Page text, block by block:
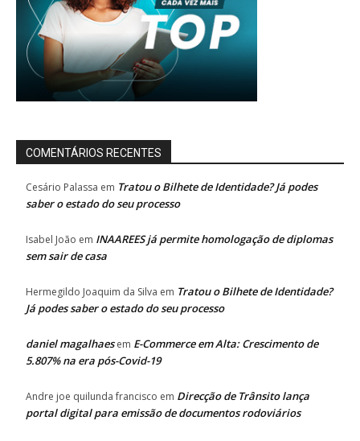
COMENTÁRIOS RECENTES
Cesário Palassa em Tratou o Bilhete de Identidade? Já podes
saber o estado do seu processo
Isabel João em INAAREES já permite homologação de diplomas
sem sair de casa
Hermegildo Joaquim da Silva em Tratou o Bilhete de Identidade?
Já podes saber o estado do seu processo
daniel magalhaesem E-Commerce em Alta: Crescimento de
5.807% na era pós-Covid-19
Andre joe quilunda francisco em Direcção de Trânsito lança
portal digital para emissão de documentos rodoviários